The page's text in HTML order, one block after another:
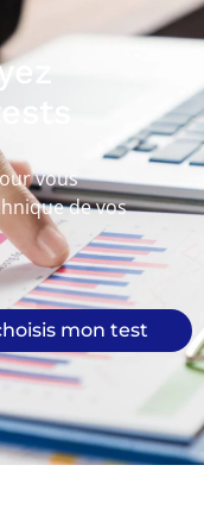
vous
de vos
mon test